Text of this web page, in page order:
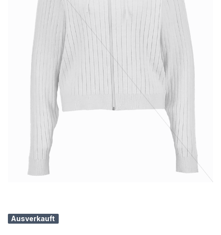
Ausverkauft